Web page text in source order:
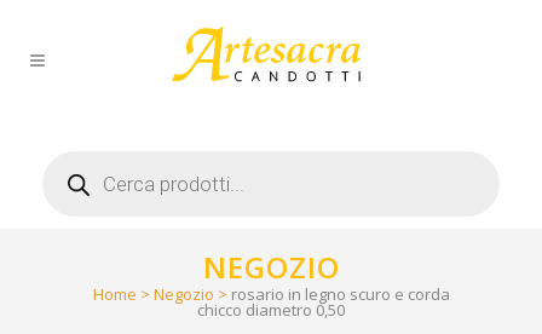
search
NEGOZIO
Home > Negozio > rosario in legno scuro e corda
chicco diametro 0,50